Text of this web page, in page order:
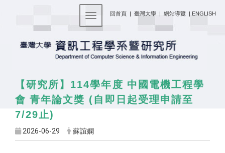
回首頁 | 臺灣大學 | 網站導覽 | ENGLISH
Toggle navigation
【研究所】 114學年度 中國電機工程學
會 青年論文獎 (自即日起受理申請至
7/29 止)
2026-06-29 蘇誼嫻